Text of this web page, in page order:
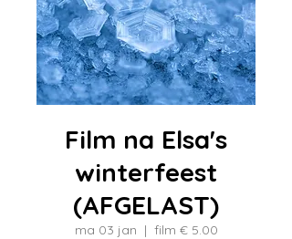
Film na Elsa's
winterfeest
(AFGELAST)
ma 03 jan
  |
film € 5.00